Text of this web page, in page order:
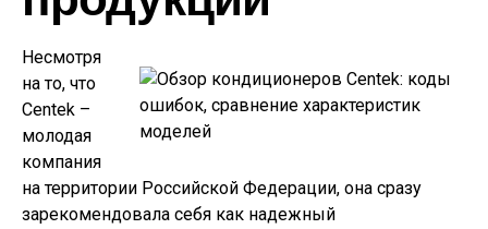
Несмотря
на то, что
Centek –
молодая
компания
на территории Российской Федерации, она сразу
зарекомендовала себя как надежный